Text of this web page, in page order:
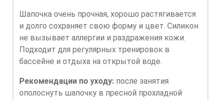
Шапочка очень прочная, хорошо растягивается
и долго сохраняет свою форму и цвет. Силикон
не вызывает аллергии и раздражения кожи.
Подходит для регулярных тренировок в
бассейне и отдыха на открытой воде.
Рекомендации по уходу: после занятия
ополоснуть шапочку в пресной прохладной